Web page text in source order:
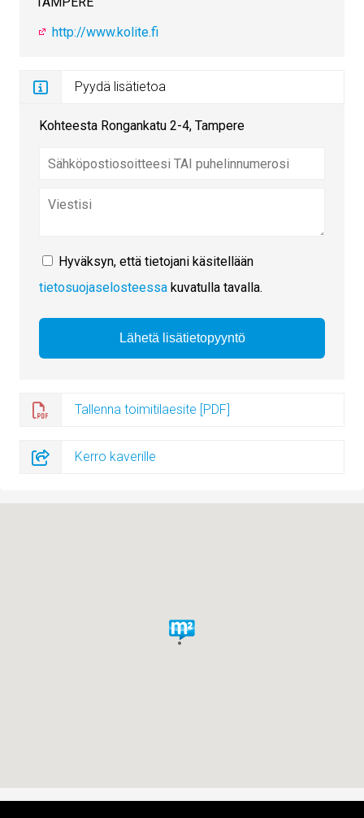
http://www.kolite.fi
Pyydä lisätietoa
Kohteesta Rongankatu 2-4, Tampere
Hyväksyn, että tietojani käsitellään
tietosuojaselosteessa kuvatulla tavalla.
Tallenna toimitilaesite [PDF]
Kerro kaverille